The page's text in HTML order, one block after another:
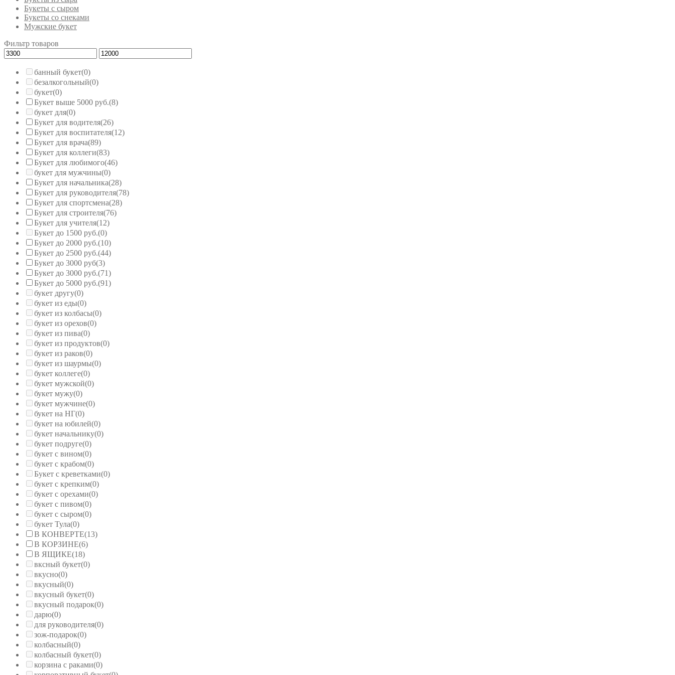
Букеты с сыром
Букеты со снеками
Мужские букет
Фильтр товаров
банный букет(0)
безалкогольный(0)
букет(0)
Букет выше 5000 руб.(8)
букет для(0)
Букет для водителя(26)
Букет для воспитателя(12)
Букет для врача(89)
Букет для коллеги(83)
Букет для любимого(46)
букет для мужчины(0)
Букет для начальника(28)
Букет для руководителя(78)
Букет для спортсмена(28)
Букет для строителя(76)
Букет для учителя(12)
Букет до 1500 руб.(0)
Букет до 2000 руб.(10)
Букет до 2500 руб.(44)
Букет до 3000 руб(3)
Букет до 3000 руб.(71)
Букет до 5000 руб.(91)
букет другу(0)
букет из еды(0)
букет из колбасы(0)
букет из орехов(0)
букет из пива(0)
букет из продуктов(0)
букет из раков(0)
букет из шаурмы(0)
букет коллеге(0)
букет мужской(0)
букет мужу(0)
букет мужчине(0)
букет на НГ(0)
букет на юбилей(0)
букет начальнику(0)
букет подруге(0)
букет с вином(0)
букет с крабом(0)
Букет с креветками(0)
букет с крепким(0)
букет с орехами(0)
букет с пивом(0)
букет с сыром(0)
букет Тула(0)
В КОНВЕРТЕ(13)
В КОРЗИНЕ(6)
В ЯЩИКЕ(18)
вксный букет(0)
вкусно(0)
вкусный(0)
вкусный букет(0)
вкусный подарок(0)
дарю(0)
для руководителя(0)
зож-подарок(0)
колбасный(0)
колбасный букет(0)
корзина с раками(0)